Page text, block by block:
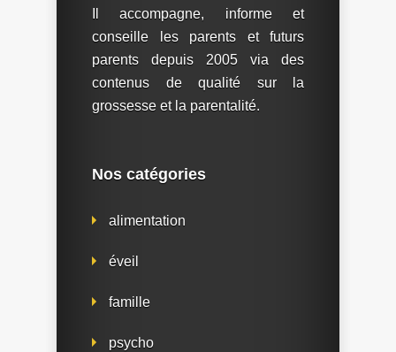
Il accompagne, informe et
conseille les parents et futurs
parents depuis 2005 via des
contenus de qualité sur la
grossesse et la parentalité.
Nos catégories
alimentation
éveil
famille
psycho